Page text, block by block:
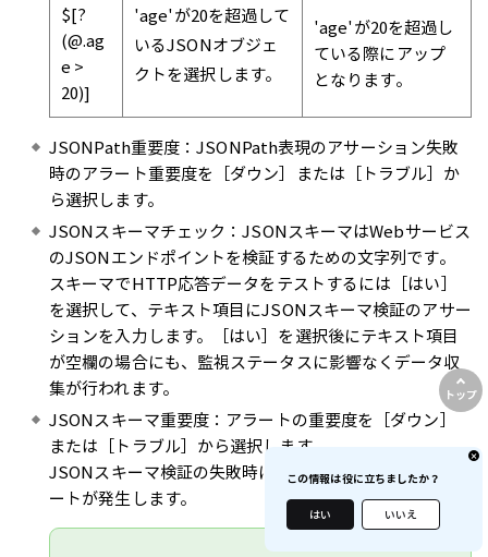
$[?
(@.ag
e >
20)]
'age'が20を超過して
いるJSONオブジェ
クトを選択します。
'age'が20を超過し
ている際にアップ
となります。
JSONPath重要度：JSONPath表現のアサーション失敗
時のアラート重要度を［ダウン］または［トラブル］か
ら選択します。
JSONスキーマチェック：JSONスキーマはWebサービス
のJSONエンドポイントを検証するための文字列です。
スキーマでHTTP応答データをテストするには［はい］
を選択して、テキスト項目にJSONスキーマ検証のアサー
ションを入力します。［はい］を選択後にテキスト項目
が空欄の場合にも、監視ステータスに影響なくデータ収
集が行われます。
JSONスキーマ重要度：アラートの重要度を［ダウン］
または［トラブル］から選択します。
JSONスキーマ検証の失敗時に、この設定に応じてアラ
ートが発生します。
この情報は役に立ちましたか？
はい いいえ
トップ